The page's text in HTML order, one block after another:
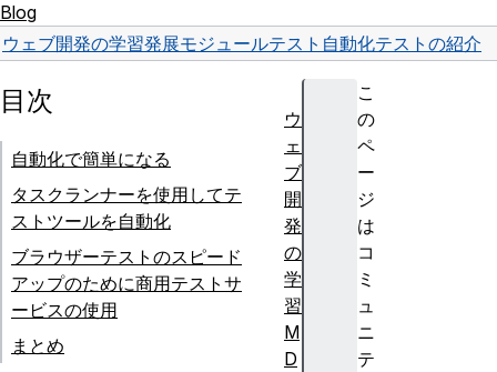
Blog
ウェブ開発の学習発展モジュールテスト 自動化テストの紹介
こ
の
ペ
ー
ジ
は
コ
ミ
ュ
ニ
テ
目次
自動化で簡単になる
タスクランナーを使用してテ
ストツールを自動化
ブラウザーテストのスピード
アップのために商用テストサ
ービスの使用
まとめ
ウ
ェ
ブ
開
発
の
学
習
M
D